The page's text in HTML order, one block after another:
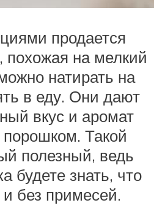
продается
похожая на мелкий
натирать на
в еду. Они дают
вкус и аромат
Такой
полезный, ведь
будете знать, что
без примесей.